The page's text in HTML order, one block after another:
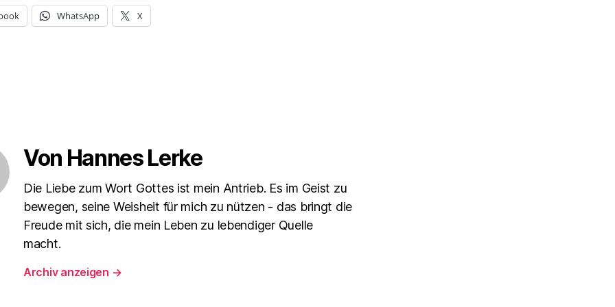
WhatsApp X
Von Hannes Lerke
Die Liebe zum Wort Gottes ist mein Antrieb. Es im Geist zu
bewegen, seine Weisheit für mich zu nützen - das bringt die
Freude mit sich, die mein Leben zu lebendiger Quelle
macht.
Archiv anzeigen →